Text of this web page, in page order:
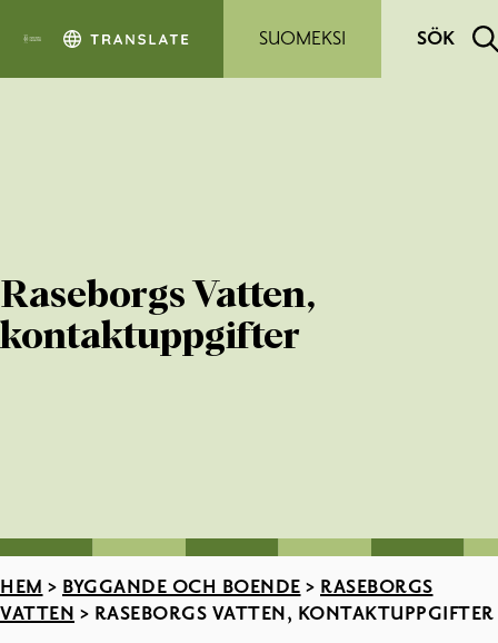
SUOMEKSI
SÖK
Raseborgs Vatten,
kontaktuppgifter
HEM > BYGGANDE OCH BOENDE > RASEBORGS
VATTEN > RASEBORGS VATTEN, KONTAKTUPPGIFTER